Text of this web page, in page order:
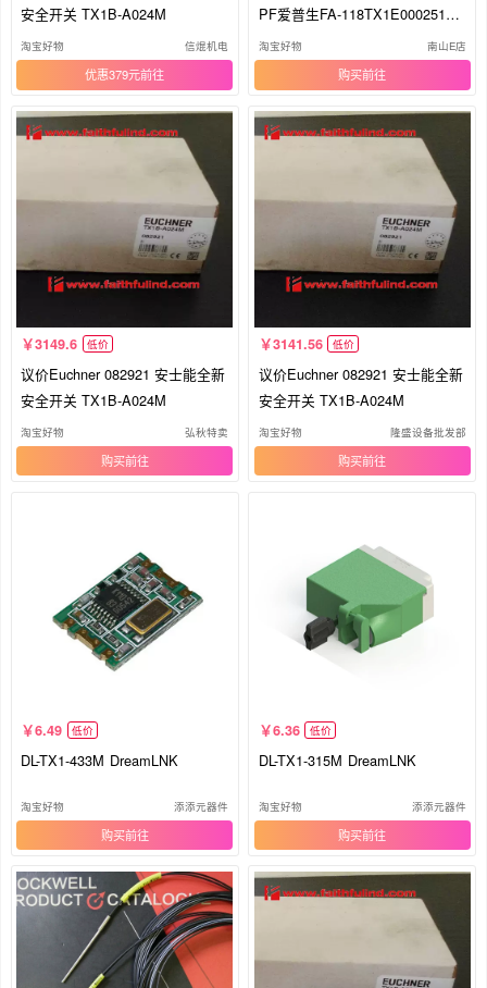
安全开关 TX1B-A024M
淘宝好物 信焜机电
优惠379元
PF爱普生FA-118TX1E00025100
11
淘宝好物 南山E店
购买
3149.6 低价
议价Euchner 082921 安士能全新
安全开关 TX1B-A024M
淘宝好物 弘秋特卖
购买
3141.56 低价
议价Euchner 082921 安士能全新
安全开关 TX1B-A024M
淘宝好物 隆盛设备批发部
购买
6.49 低价
DL-TX1-433M DreamLNK
淘宝好物 添添元器件
购买
6.36 低价
DL-TX1-315M DreamLNK
淘宝好物 添添元器件
购买